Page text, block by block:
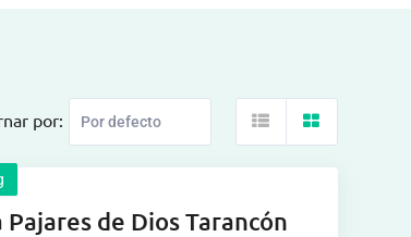
por:
Pajares de Dios Tarancón